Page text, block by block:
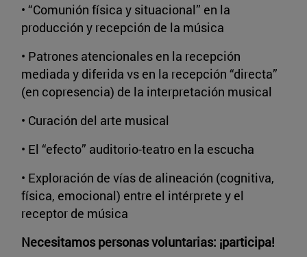
• “Comunión física y situacional” en la
producción y recepción de la música
• Patrones atencionales en la recepción
mediada y diferida vs en la recepción “directa”
(en copresencia) de la interpretación musical
• Curación del arte musical
• El “efecto” auditorio-teatro en la escucha
• Exploración de vías de alineación (cognitiva,
física, emocional) entre el intérprete y el
receptor de música
Necesitamos personas voluntarias: ¡participa!